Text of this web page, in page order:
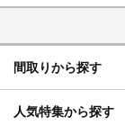
間取りから探す
人気特集から探す